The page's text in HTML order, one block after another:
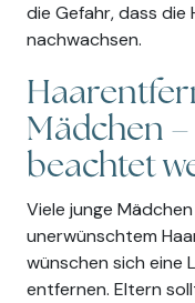
die Gefahr, dass
nachwachsen.
Mädchen –
beachtet
Viele junge
unerwünschtem
wünschen sich eine
entfernen. Eltern